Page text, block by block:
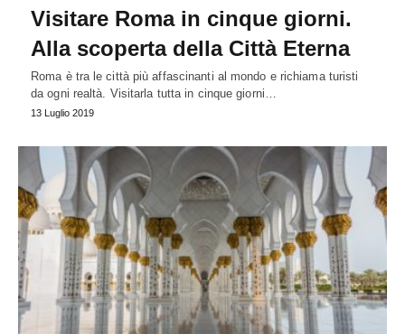
Visitare Roma in cinque giorni.
Alla scoperta della Città Eterna
Roma è tra le città più affascinanti al mondo e richiama turisti
da ogni realtà. Visitarla tutta in cinque giorni…
13 Luglio 2019